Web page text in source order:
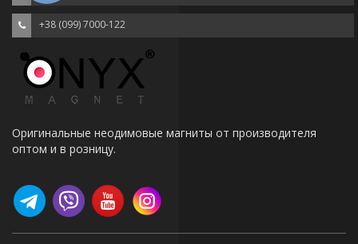
+38 (099) 7000-122
Оригинальные неодимовые магниты от производителя
оптом и в розницу.